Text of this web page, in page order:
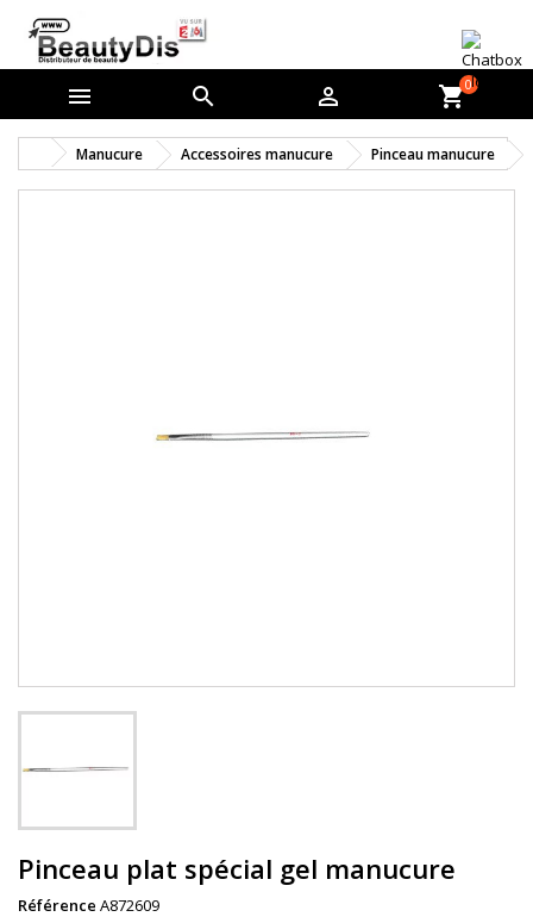
   shopping_cart0
Manucure Accessoires manucure Pinceau manucure
Pinceau plat spécial gel manucure
Référence A872609